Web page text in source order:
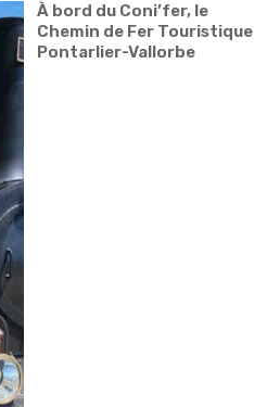
À bord du Coni’fer, le
Chemin de Fer Touristique
Pontarlier-Vallorbe